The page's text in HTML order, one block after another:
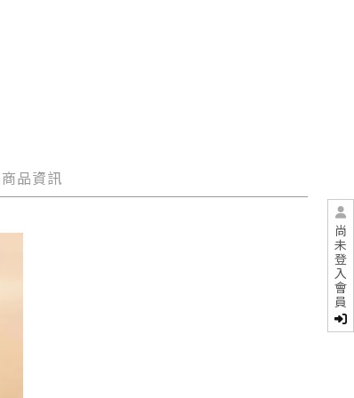
尚
未
登
入
會
員
商品資訊